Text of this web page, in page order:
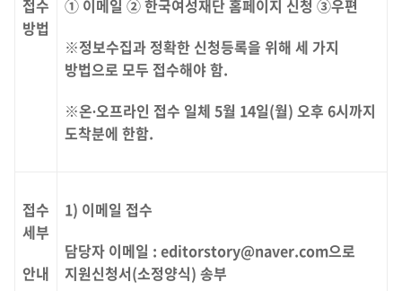
접수
방법
① 이메일 ② 한국여성재단 홈페이지 신청 ③우편
※정보수집과 정확한 신청등록을 위해 세 가지
방법으로 모두 접수해야 함.
※온∙오프라인 접수 일체 5월 14일(월) 오후 6시까지
도착분에 한함.
접수
세부
안내
1) 이메일 접수
담당자 이메일 : editorstory@naver.com으로
지원신청서(소정양식) 송부